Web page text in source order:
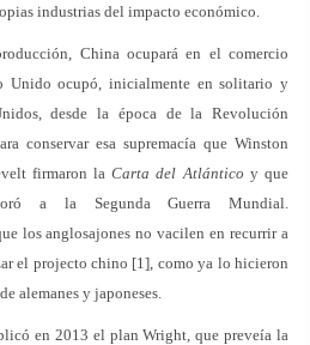
industrias del impacto económico.
China ocupará en el comercio
Unido ocupó, inicialmente en solitario y
desde la época de la Revolución
conservar esa supremacía que Winston
firmaron laCarta del Atlántico y que
a la Segunda Guerra Mundial.
los anglosajones no vacilen en recurrir a
el projecto chino [1], como ya lo hicieron
alemanes y japoneses.
en 2013 el plan Wright, que preveía la